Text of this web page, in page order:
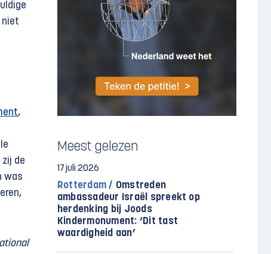
niet
,
de
was
Meest gelezen
17 juli 2026
Rotterdam / Omstreden
ambassadeur Israël spreekt op
herdenking bij Joods
Kindermonument: ‘Dit tast
waardigheid aan’